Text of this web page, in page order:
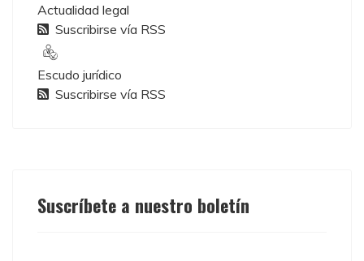
Actualidad legal
Suscribirse vía RSS
Escudo jurídico
Suscribirse vía RSS
Suscríbete a nuestro boletín